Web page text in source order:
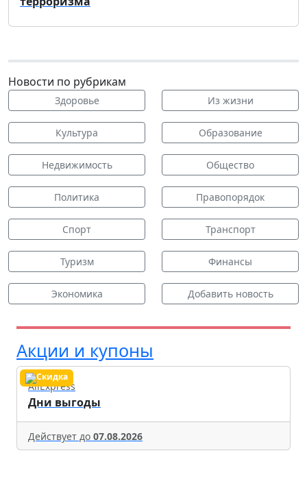
Новости по рубрикам
Здоровье Из жизни
Культура Образование
Недвижимость Общество
Политика Правопорядок
Спорт Транспорт
Туризм Финансы
Экономика Добавить новость
Акции и купоны
AliExpress
Дни выгоды
Действует до 07.08.2026